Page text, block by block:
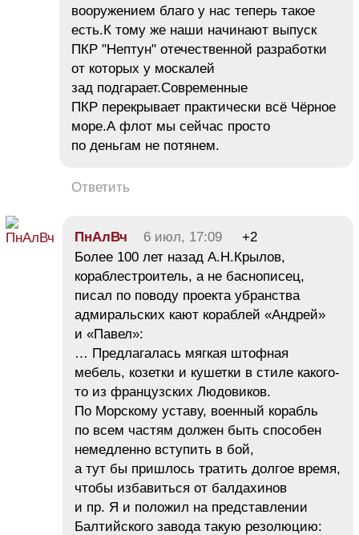
вооружением благо у нас теперь такое
есть.К тому же наши начинают выпуск
ПКР "Нептун" отечественной разработки
от которых у москалей
зад подгарает.Современные
ПКР перекрывает практически всё Чёрное
море.А флот мы сейчас просто
по деньгам не потянем.
Ответить
ПнАлВч 6 июл, 17:09
+2
Более 100 лет назад А.Н.Крылов,
кораблестроитель, а не баснописец,
писал по поводу проекта убранства
адмиральских кают кораблей «Андрей»
и «Павел»:
… Предлагалась мягкая штофная
мебель, козетки и кушетки в стиле какого-
то из французских Людовиков.
По Морскому уставу, военный корабль
по всем частям должен быть способен
немедленно вступить в бой,
а тут бы пришлось тратить долгое время,
чтобы избавиться от балдахинов
и пр. Я и положил на представлении
Балтийского завода такую резолюцию: